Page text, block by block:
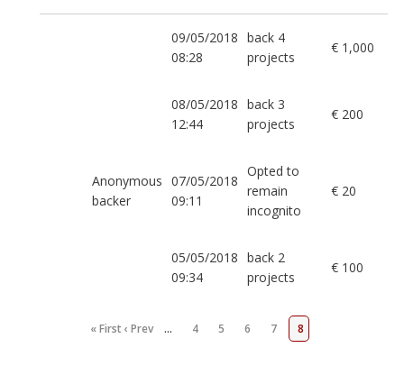
09/05/2018
08:28
back 4
projects
€ 1,000
08/05/2018
12:44
back 3
projects
€ 200
Anonymous
backer
07/05/2018
09:11
Opted to
remain
incognito
€ 20
05/05/2018
09:34
back 2
projects
€ 100
« First‹ Prev … 4 5 6 7 8